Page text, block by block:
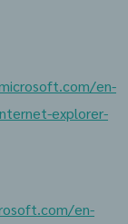
en-
explorer-
en-